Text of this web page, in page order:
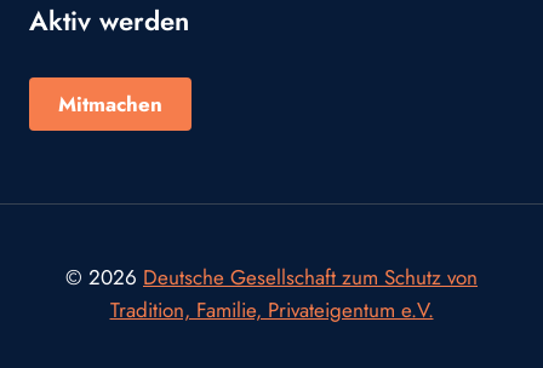
Aktiv werden
Mitmachen
© 2026 Deutsche Gesellschaft zum Schutz von
Tradition, Familie, Privateigentum e.V.